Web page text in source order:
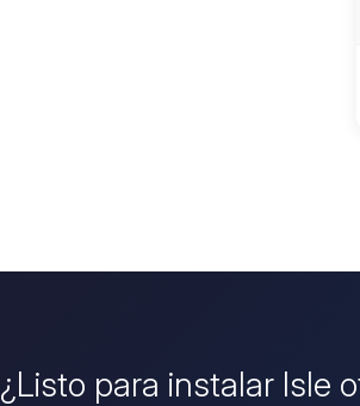
¿Listo para instalar Isle